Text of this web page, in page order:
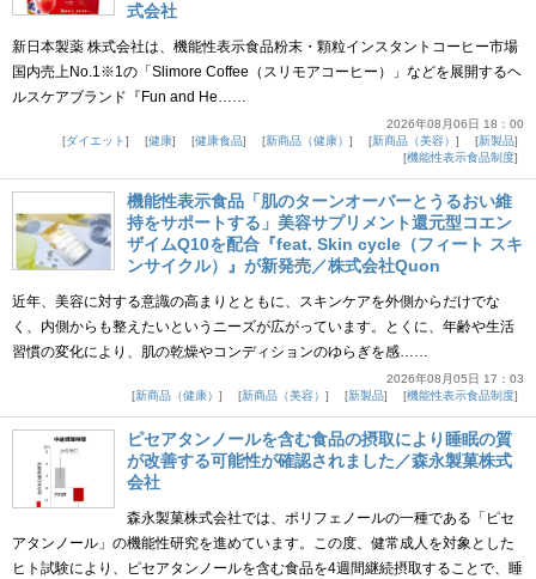
式会社
新日本製薬 株式会社は、機能性表示食品粉末・顆粒インスタントコーヒー市場
国内売上No.1※1の「Slimore Coffee（スリモアコーヒー）」などを展開するヘ
ルスケアブランド『Fun and He……
2026年08月06日 18：00
ダイエット
健康 健康食品 新商品（健康） 新商品（美容）
新製品
機能性表示食品制度
機能性表示食品「肌のターンオーバーとうるおい維
持をサポートする」美容サプリメント還元型コエン
ザイムQ10を配合『feat. Skin cycle（フィート スキ
ンサイクル）』が新発売／株式会社Quon
近年、美容に対する意識の高まりとともに、スキンケアを外側からだけでな
く、内側からも整えたいというニーズが広がっています。とくに、年齢や生活
習慣の変化により、肌の乾燥やコンディションのゆらぎを感……
2026年08月05日 17：03
新商品（健康）
新商品（美容） 新製品 機能性表示食品制度
ピセアタンノールを含む食品の摂取により睡眠の質
が改善する可能性が確認されました／森永製菓株式
会社
森永製菓株式会社では、ポリフェノールの一種である「ピセ
アタンノール」の機能性研究を進めています。この度、健常成人を対象とした
ヒト試験により、ピセアタンノールを含む食品を4週間継続摂取することで、睡